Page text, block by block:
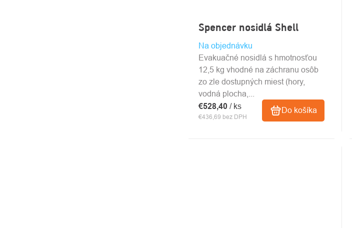
Spencer nosidlá Shell
Na objednávku
€436,69 bez DPH
€528,40 / ks Do košíka
Evakuačné nosidlá s hmotnosťou
12,5 kg vhodné na záchranu osôb
zo zle dostupných miest (hory,
vodná plocha,...